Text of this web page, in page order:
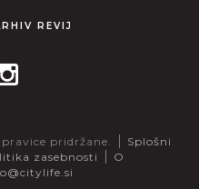
REVIJ
pravice pridržane.
Splošni
zasebnosti
O